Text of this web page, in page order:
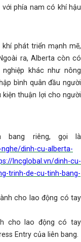
phía nam có khí hậu
phát triển mạnh mẽ,
ra, Alberta còn có
khác như nông
bình quân đầu người
thuận lợi cho người
bang riêng, gọi là
dinh-cu-alberta-
lncglobal.vn/dinh-cu-
trinh-de-cu-tinh-bang-
cho lao động có tay
cho lao động có tay
Entry của liên bang.